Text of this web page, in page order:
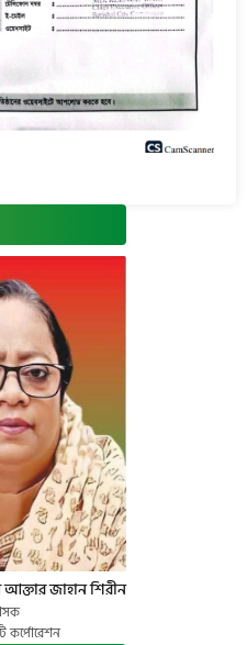
জাহান শিরীন
কর্পোরেশন